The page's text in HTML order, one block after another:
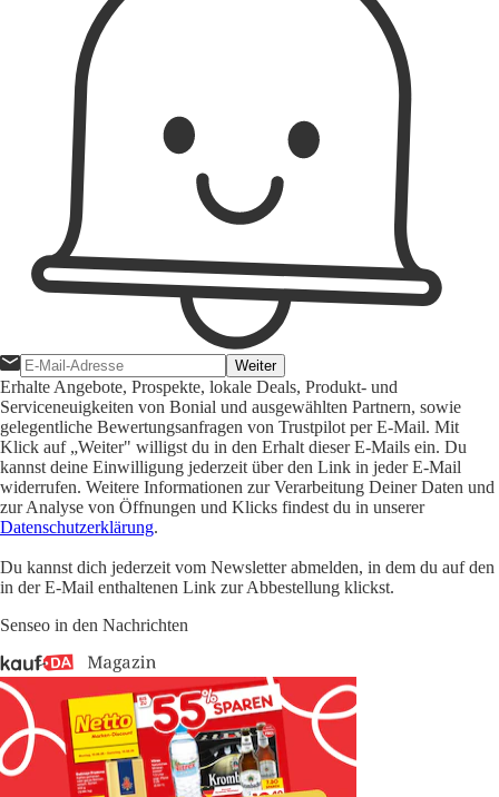
Weiter
Erhalte Angebote, Prospekte, lokale Deals, Produkt- und
Serviceneuigkeiten von Bonial und ausgewählten Partnern, sowie
gelegentliche Bewertungsanfragen von Trustpilot per E-Mail. Mit
Klick auf „Weiter" willigst du in den Erhalt dieser E-Mails ein. Du
kannst deine Einwilligung jederzeit über den Link in jeder E-Mail
widerrufen. Weitere Informationen zur Verarbeitung Deiner Daten und
zur Analyse von Öffnungen und Klicks findest du in unserer
Datenschutzerklärung.
Du kannst dich jederzeit vom Newsletter abmelden, in dem du auf den
in der E-Mail enthaltenen Link zur Abbestellung klickst.
Senseo in den Nachrichten